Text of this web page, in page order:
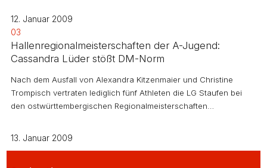
12. Januar 2009
03
Hallenregionalmeisterschaften der A-Jugend:
Cassandra Lüder stößt DM-Norm
Nach dem Ausfall von Alexandra Kitzenmaier und Christine
Trompisch vertraten lediglich fünf Athleten die LG Staufen bei
den ostwürttembergischen Regionalmeisterschaften…
13. Januar 2009